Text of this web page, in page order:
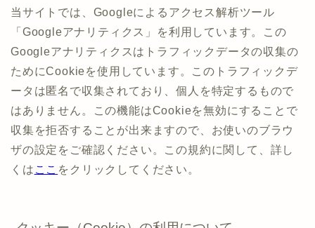
当サイトでは、Googleによるアクセス解析ツール
「Googleアナリティクス」を利用しています。この
Googleアナリティクスはトラフィックデータの収集の
ためにCookieを使用しています。このトラフィックデ
ータは匿名で収集されており、個人を特定するもので
はありません。この機能はCookieを無効にすることで
収集を拒否することが出来ますので、お使いのブラウ
ザの設定をご確認ください。この規約に関して、詳し
くは ここ をクリックしてください。